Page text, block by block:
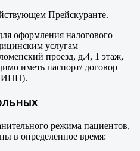
Прейскуранте.
оформления налогового
услугам
проезд, д.4, 1 этаж,
иметь паспорт/ договор
ИНН).
режима пациентов,
в определенное время: